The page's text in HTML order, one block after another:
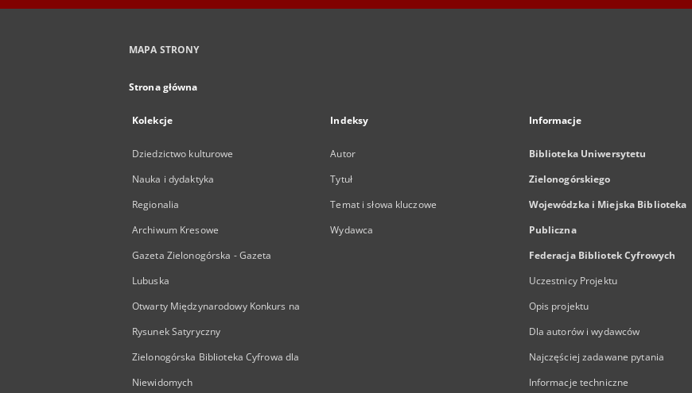
MAPA STRONY
Strona główna
Kolekcje
Dziedzictwo kulturowe
Nauka i dydaktyka
Regionalia
Archiwum Kresowe
Gazeta Zielonogórska - Gazeta
Lubuska
Otwarty Międzynarodowy Konkurs na
Rysunek Satyryczny
Zielonogórska Biblioteka Cyfrowa dla
Niewidomych
Indeksy
Autor
Tytuł
Temat i słowa kluczowe
Wydawca
Informacje
Biblioteka Uniwersytetu
Zielonogórskiego
Wojewódzka i Miejska Biblioteka
Publiczna
Federacja Bibliotek Cyfrowych
Uczestnicy Projektu
Opis projektu
Dla autorów i wydawców
Najczęściej zadawane pytania
Informacje techniczne